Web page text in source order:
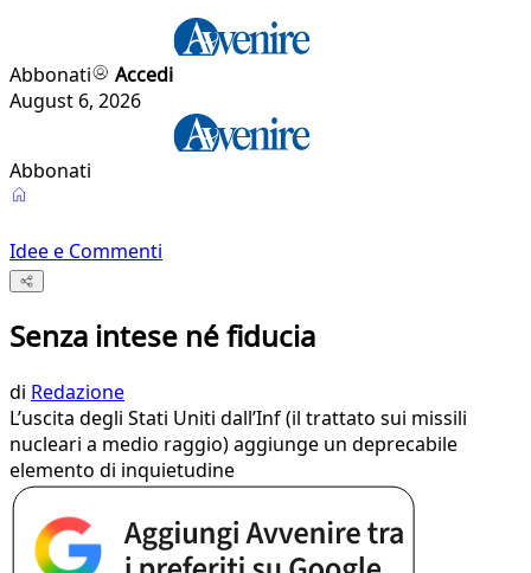
Abbonati
Accedi
August 6, 2026
Abbonati
Idee e Commenti
Senza intese né fiducia
di Redazione
L’uscita degli Stati Uniti dall’Inf (il trattato sui missili
nucleari a medio raggio) aggiunge un deprecabile
elemento di inquietudine